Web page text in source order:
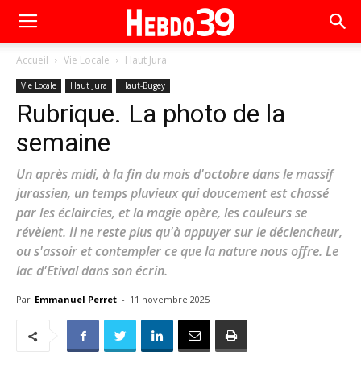
Accueil Vie Locale Haut Jura
Vie Locale Haut Jura Haut-Bugey
Rubrique. La photo de la
semaine
Un après midi, à la fin du mois d'octobre dans le massif
jurassien, un temps pluvieux qui doucement est chassé
par les éclaircies, et la magie opère, les couleurs se
révèlent. Il ne reste plus qu'à appuyer sur le déclencheur,
ou s'assoir et contempler ce que la nature nous offre. Le
lac d'Etival dans son écrin.
Par Emmanuel Perret - 11 novembre 2025